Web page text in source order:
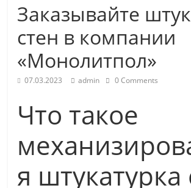
Заказывайте
стен в компании
«Монолитпол»
07.03.2023 admin 0 Comments
Что такое
я штукатурка